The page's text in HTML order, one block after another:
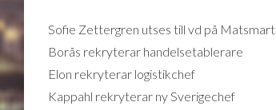
Sofie Zettergren utses till vd på Matsmart
Borås rekryterar handelsetablerare
Elon rekryterar logistikchef
Kappahl rekryterar ny Sverigechef